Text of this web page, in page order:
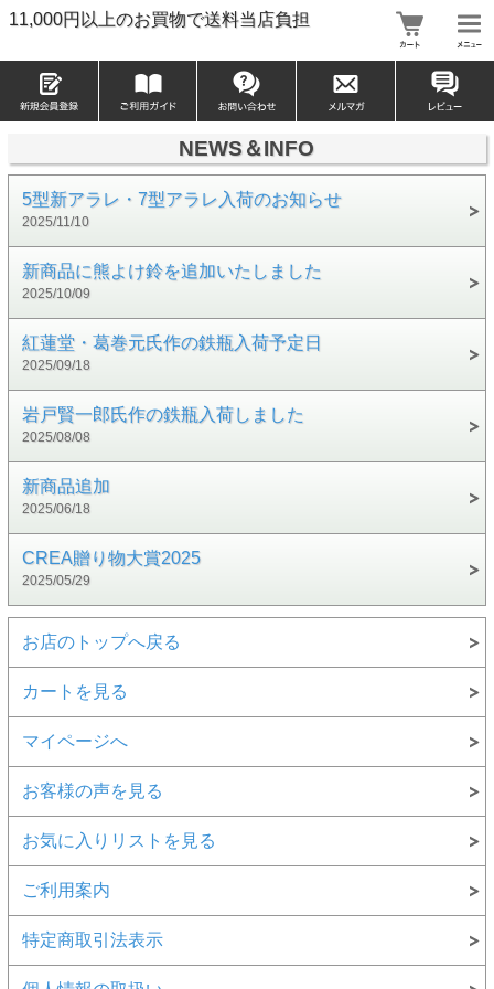
11,000円以上のお買物で送料当店負担
NEWS＆INFO
5型新アラレ・7型アラレ入荷のお知らせ
2025/11/10
新商品に熊よけ鈴を追加いたしました
2025/10/09
紅蓮堂・葛巻元氏作の鉄瓶入荷予定日
2025/09/18
岩戸賢一郎氏作の鉄瓶入荷しました
2025/08/08
新商品追加
2025/06/18
CREA贈り物大賞2025
2025/05/29
お店のトップへ戻る
カートを見る
マイページへ
お客様の声を見る
お気に入りリストを見る
ご利用案内
特定商取引法表示